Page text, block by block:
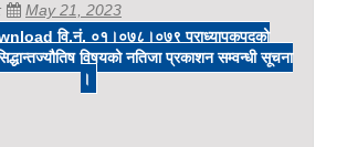
May 21, 2023
वि.नं. ०१।०७८।०७९ प्राध्यापकपदको
विषयको नतिजा प्रकाशन सम्वन्धी सूचना
।